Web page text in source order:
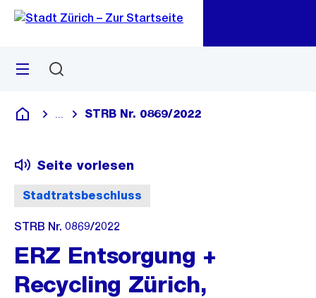
Navigation
Sprunglink
Menü
Deutsch
Blende alle Breadcrumbs ein
STRB Nr. 0869/2022
Stadtratsbeschluss
Seite vorlesen
STRB Nr. 0869/2022
ERZ Entsorgung +
Recycling Zürich,